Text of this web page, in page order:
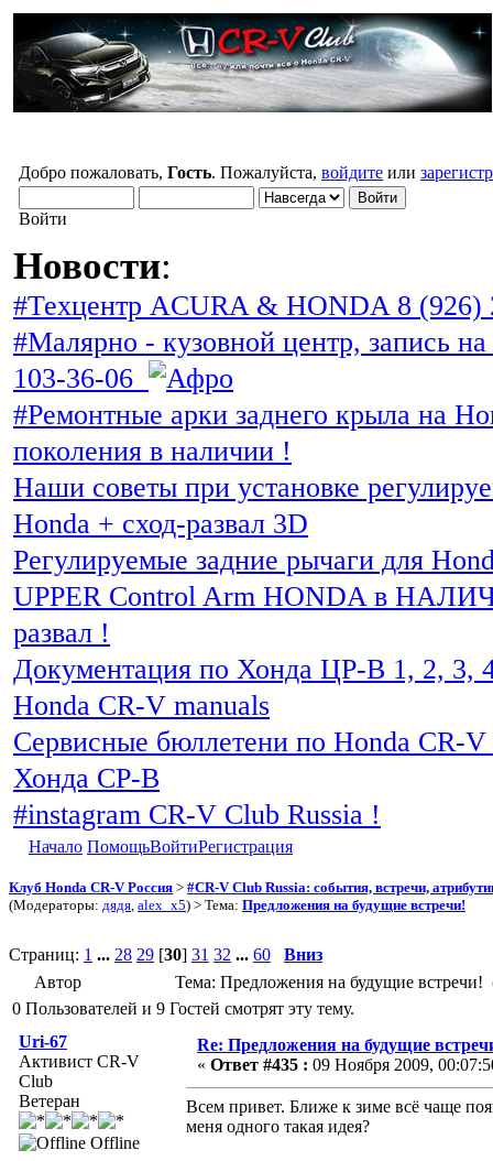
Добро пожаловать, Гость. Пожалуйста, войдите или
Войти
Новости:
#Техцентр ACURA & HONDA 8 (926)
#Малярно - кузовной центр, запись
103-36-06
#Ремонтные арки заднего крыла на
поколения в наличии !
Наши советы при установке
Honda + сход-развал 3D
Регулируемые задние рычаги для
UPPER Control Arm HONDA в
развал !
Документация по Хонда ЦР-В 1, 2, 3,
Honda CR-V manuals
Сервисные бюллетени по Honda CR-
Хонда СР-В
#instagram CR-V Club Russia !
Начало ПомощьВойтиРегистрация
Клуб Honda CR-V Россия > #CR-V Club Russia: события, встречи,
(Модераторы: дядя alex_x5) > Тема: Предложения на будущие встречи!
Страниц: 1 ... 28 29 [30] 31 32 ... 60
Вниз
Автор
Тема: Предложения на будущие встречи!
0 Пользователей и 9 Гостей смотрят эту тему.
Uri-67
Активист CR-V
Club
Ветеран
Offline
Re: Предложения на будущие
« Ответ #435 : 09 Ноября 2009,
Всем привет. Ближе к зиме всё чаще
меня одного такая идея?